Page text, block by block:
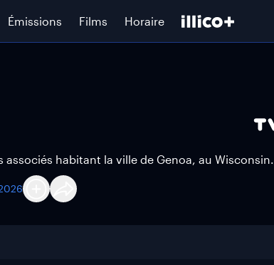
Émissions Films Horaire
habitant la ville de Genoa, au Wisconsin.